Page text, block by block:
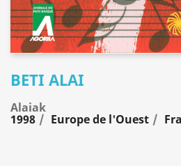
BETI ALAI
Alaiak
1998 Europe de l'Ouest